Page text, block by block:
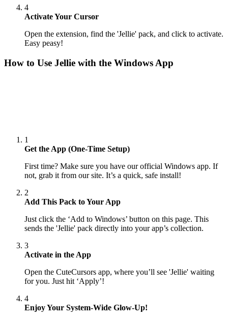
4
Activate Your Cursor
Open the extension, find the 'Jellie' pack, and click to activate.
Easy peasy!
How to Use Jellie with the Windows App
1
Get the App (One-Time Setup)
First time? Make sure you have our official Windows app. If
not, grab it from our site. It’s a quick, safe install!
2
Add This Pack to Your App
Just click the ‘Add to Windows’ button on this page. This
sends the 'Jellie' pack directly into your app’s collection.
3
Activate in the App
Open the CuteCursors app, where you’ll see 'Jellie' waiting
for you. Just hit ‘Apply’!
4
Enjoy Your System-Wide Glow-Up!